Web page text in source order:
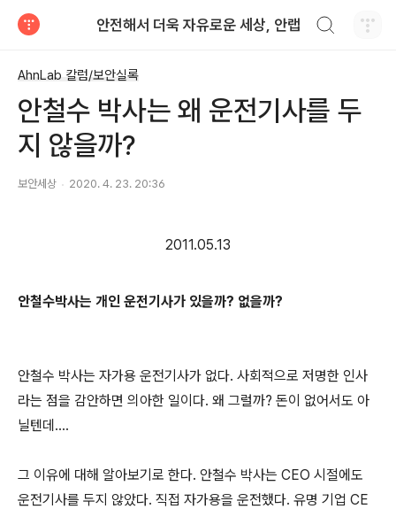
안전해서 더욱 자유로운 세상, 안랩
AhnLab 칼럼/보안실록
안철수 박사는 왜 운전기사를 두
지 않을까?
보안세상 2020. 4. 23. 20:36
2011.05.13
안철수박사는 개인 운전기사가 있을까? 없을까?
안철수 박사는 자가용 운전기사가 없다. 사회적으로 저명한 인사
라는 점을 감안하면 의아한 일이다. 왜 그럴까? 돈이 없어서도 아
닐텐데....
그 이유에 대해 알아보기로 한다. 안철수 박사는 CEO 시절에도
운전기사를 두지 않았다. 직접 자가용을 운전했다. 유명 기업 CE